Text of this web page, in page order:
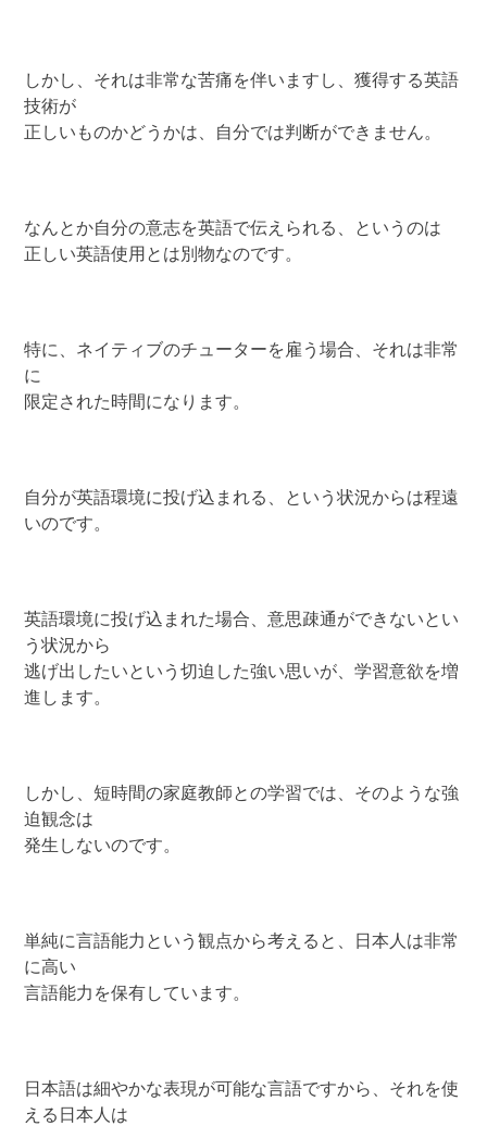
しかし、それは非常な苦痛を伴いますし、獲得する英語
技術が
正しいものかどうかは、自分では判断ができません。
なんとか自分の意志を英語で伝えられる、というのは
正しい英語使用とは別物なのです。
特に、ネイティブのチューターを雇う場合、それは非常
に
限定された時間になります。
自分が英語環境に投げ込まれる、という状況からは程遠
いのです。
英語環境に投げ込まれた場合、意思疎通ができないとい
う状況から
逃げ出したいという切迫した強い思いが、学習意欲を増
進します。
しかし、短時間の家庭教師との学習では、そのような強
迫観念は
発生しないのです。
単純に言語能力という観点から考えると、日本人は非常
に高い
言語能力を保有しています。
日本語は細やかな表現が可能な言語ですから、それを使
える日本人は